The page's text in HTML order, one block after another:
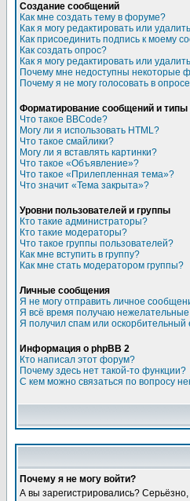
Создание сообщений
Как мне создать тему в форуме?
Как я могу редактировать или
Как присоединить подпись к моему
Как создать опрос?
Как я могу редактировать или
Почему мне недоступны некоторые
Почему я не могу голосовать в
Форматирование сообщений и
Что такое BBCode?
Могу ли я использовать HTML?
Что такое смайлики?
Могу ли я вставлять картинки?
Что такое «Объявление»?
Что такое «Прилепленная тема»?
Что значит «Тема закрыта»?
Уровни пользователей и группы
Кто такие администраторы?
Кто такие модераторы?
Что такое группы пользователей?
Как мне вступить в группу?
Как мне стать модератором группы?
Личные сообщения
Я не могу отправить личное
Я всё время получаю
Я получил спам или оскорбительный
Информация о phpBB 2
Кто написал этот форум?
Почему здесь нет такой-то функции?
С кем можно связаться по вопросу
Почему я не могу войти?
А вы зарегистрировались?